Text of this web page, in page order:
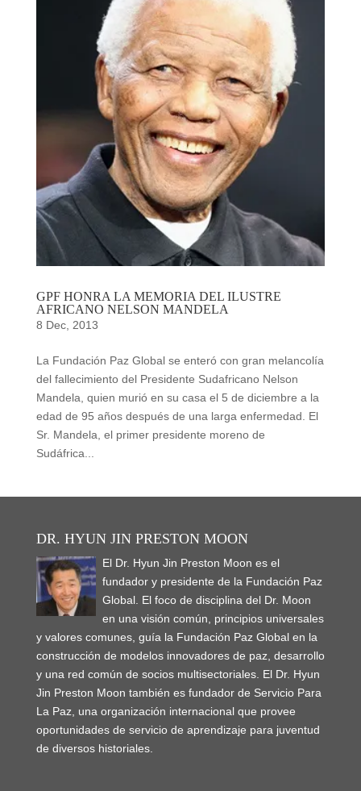
GPF HONRA LA MEMORIA DEL ILUSTRE
AFRICANO NELSON MANDELA
8 Dec, 2013
La Fundación Paz Global se enteró con gran melancolía
del fallecimiento del Presidente Sudafricano Nelson
Mandela, quien murió en su casa el 5 de diciembre a la
edad de 95 años después de una larga enfermedad. El
Sr. Mandela, el primer presidente moreno de
Sudáfrica...
DR. HYUN JIN PRESTON MOON
El Dr. Hyun Jin Preston Moon es el
fundador y presidente de la Fundación Paz
Global. El foco de disciplina del Dr. Moon
en una visión común, principios universales
y valores comunes, guía la Fundación Paz Global en la
construcción de modelos innovadores de paz, desarrollo
y una red común de socios multisectoriales. El Dr. Hyun
Jin Preston Moon también es fundador de Servicio Para
La Paz, una organización internacional que provee
oportunidades de servicio de aprendizaje para juventud
de diversos historiales.